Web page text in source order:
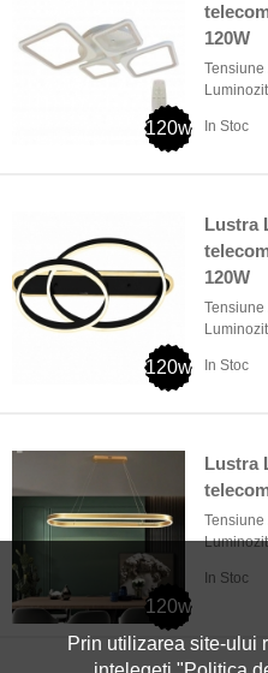
120w
120W
Tensiune
In Stoc
120w
Lustra
120W
Tensiune
In Stoc
120w
Lustra
Tensiune
In Stoc
Prin utilizarea site-ului